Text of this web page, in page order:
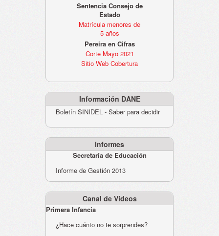
Sentencia Consejo de
Estado
Matrícula menores de
5 años
Pereira en Cifras
Corte Mayo 2021
Sitio Web Cobertura
Información DANE
Boletín SINIDEL - Saber para decidir
Informes
Secretaría de Educación
Informe de Gestión 2013
Canal de Videos
Primera Infancia
¿Hace cuánto no te sorprendes?